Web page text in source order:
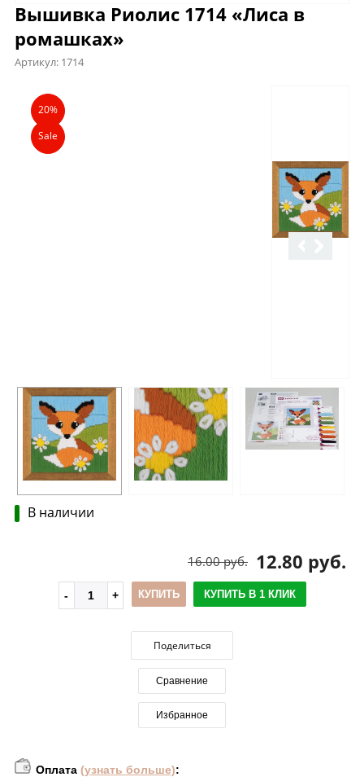
Вышивка Риолис 1714 «Лиса в
ромашках»
Артикул: 1714
Описание
20%
Sale
В наличии
12.80 руб.
16.00 руб.
КУПИТЬ КУПИТЬ В 1 КЛИК
Поделиться
Сравнение
Избранное
Оплата (узнать больше):